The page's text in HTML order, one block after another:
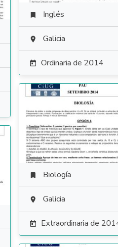
 Inglés
 Galicia
 Ordinaria de 2014
 Biología
 Galicia
 Extraordinaria de